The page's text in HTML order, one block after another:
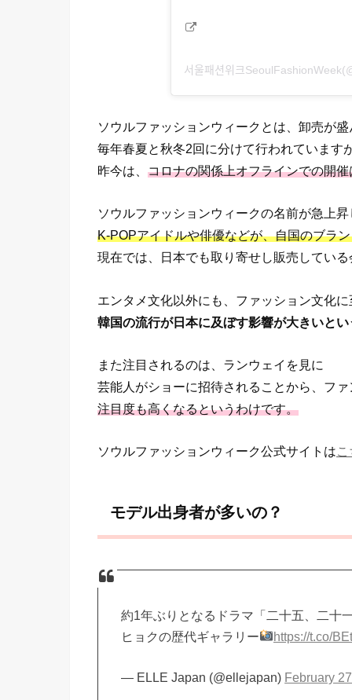
ソウルファッションウィークとは、卸売が盛
毎年春夏と秋冬2回に分けて行われています
昨今は、 コロナの関係上オフラインでの開
ソウルファッションウィークの名前が急上
K-POPアイドルや俳優などが、自国のブラ
現在では、日本でも取り寄せし販売してい
エンタメ文化以外にも、ファッション文化
韓国の流行が日本に及ぼす影響が大きいと
また注目されるのは、ランウェイを見に
芸能人がショーに招待されることから、フ
注目度も高くなるというわけです。
ソウルファッションウィーク公式サイトは
モデル出身者が多いの？
約1年ぶりとなるドラマ「二十五、二
ヒョクの歴代ギャラリー
https://t.co/
— ELLE Japan (@ellejapan) February